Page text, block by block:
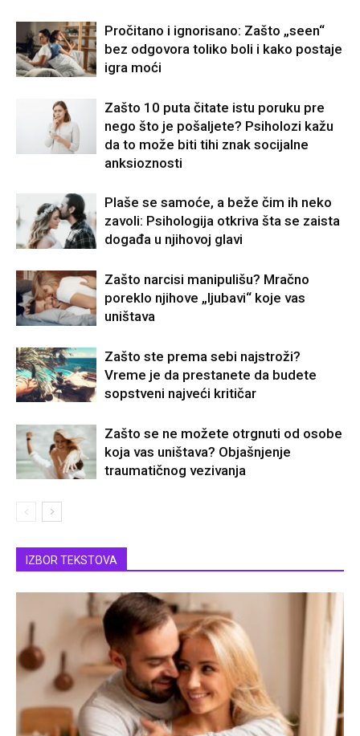
Pročitano i ignorisano: Zašto „seen“
bez odgovora toliko boli i kako postaje
igra moći
Zašto 10 puta čitate istu poruku pre
nego što je pošaljete? Psiholozi kažu
da to može biti tihi znak socijalne
anksioznosti
Plaše se samoće, a beže čim ih neko
zavoli: Psihologija otkriva šta se zaista
događa u njihovoj glavi
Zašto narcisi manipulišu? Mračno
poreklo njihove „ljubavi“ koje vas
uništava
Zašto ste prema sebi najstroži?
Vreme je da prestanete da budete
sopstveni najveći kritičar
Zašto se ne možete otrgnuti od osobe
koja vas uništava? Objašnjenje
traumatičnog vezivanja
IZBOR TEKSTOVA